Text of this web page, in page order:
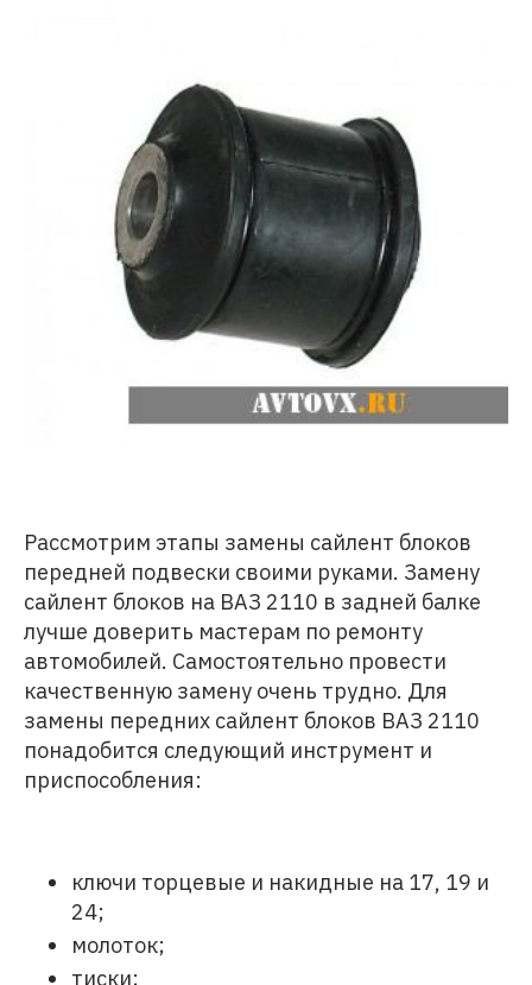
Рассмотрим этапы замены сайлент блоков
передней подвески своими руками. Замену
сайлент блоков на ВАЗ 2110 в задней балке
лучше доверить мастерам по ремонту
автомобилей. Самостоятельно провести
качественную замену очень трудно. Для
замены передних сайлент блоков ВАЗ 2110
понадобится следующий инструмент и
приспособления:
ключи торцевые и накидные на 17, 19 и
24;
молоток;
тиски;